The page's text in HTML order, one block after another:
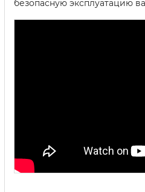
безопасную эксплуатацию